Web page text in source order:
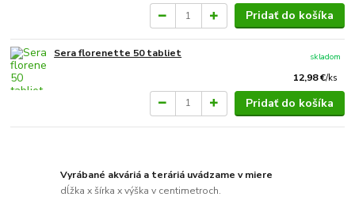
Pridať do košíka
Sera florenette 50 tabliet
12,98 €/ks
skladom
Pridať do košíka
Vyrábané akváriá a teráriá uvádzame v miere
dĺžka x šírka x výška v centimetroch.